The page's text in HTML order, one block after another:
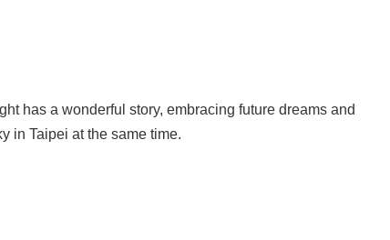
has a wonderful story, embracing future dreams and
in Taipei at the same time.